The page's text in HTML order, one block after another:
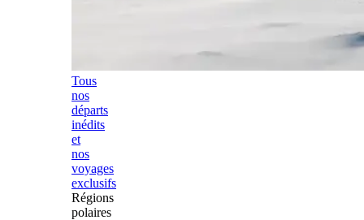
Tous
nos
départs
inédits
et
nos
voyages
exclusifs
Régions
polaires